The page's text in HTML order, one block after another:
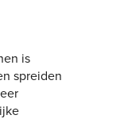
is
spreiden